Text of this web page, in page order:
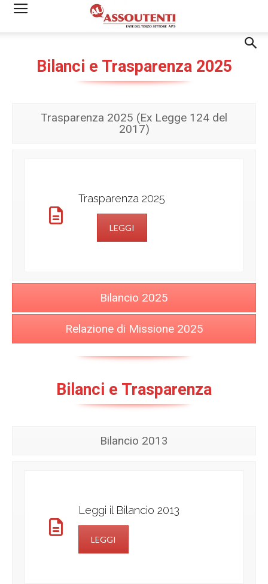
Bilanci e Trasparenza 2025
Trasparenza 2025 (Ex Legge 124 del
2017)
Trasparenza 2025
LEGGI
Bilancio 2025
Relazione di Missione 2025
Bilanci e Trasparenza
Bilancio 2013
Leggi il Bilancio 2013
LEGGI